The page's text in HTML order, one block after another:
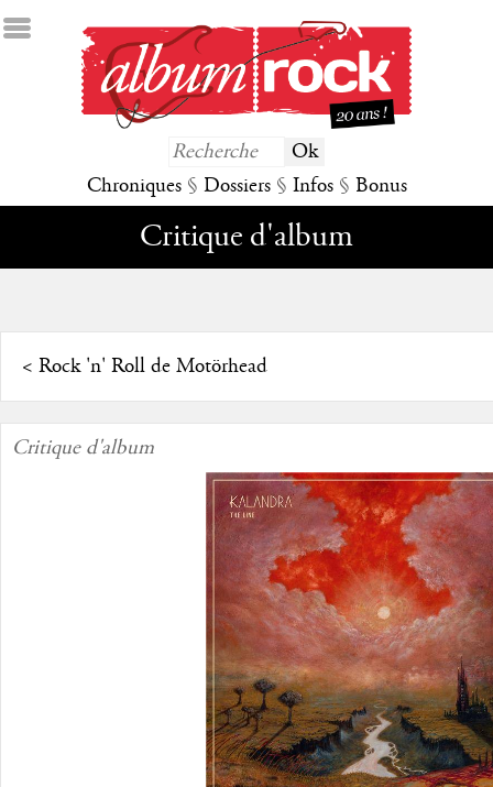
Chroniques § Dossiers § Infos § Bonus
Critique d'album
< Rock 'n' Roll de Motörhead
Critique d'album